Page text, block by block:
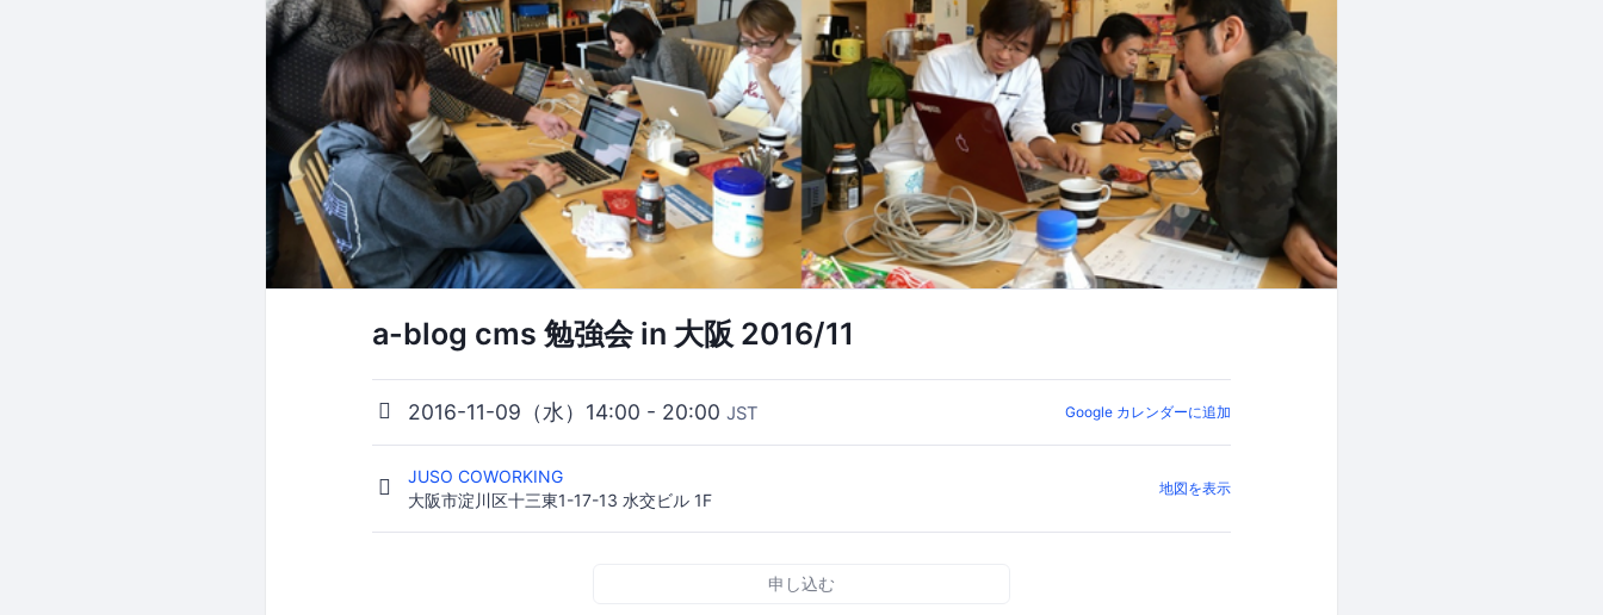
a-blog cms 勉強会 in 大阪 2016/11
2016-11-09（水）14:00 - 20:00 JST Google カレンダーに追加
JUSO COWORKING
大阪市淀川区十三東1-17-13 水交ビル 1F
地図を表示
申し込む